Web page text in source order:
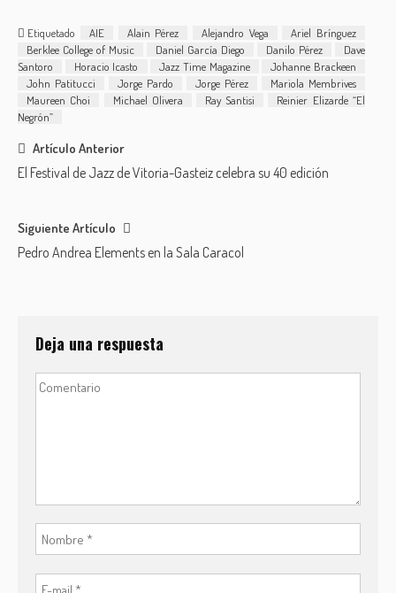
Jazz Time
Magazine
Etiquetado AIE Alain Pérez Alejandro Vega
Ariel Brínguez
Berklee College of Music
Daniel García Diego Danilo Pérez
Dave
Santoro
Horacio Icasto Jazz Time Magazine
Johanne Brackeen
John Patitucci
Jorge Pardo Jorge Pérez
Mariola Membrives
Maureen Choi
Michael Olivera Ray Santisi
Reinier Elizarde “El
Negrón”
Post
navigation
Artículo Anterior
El Festival de Jazz de Vitoria-Gasteiz celebra su 40 edición
Siguiente Artículo
Pedro Andrea Elements en la Sala Caracol
Deja una respuesta